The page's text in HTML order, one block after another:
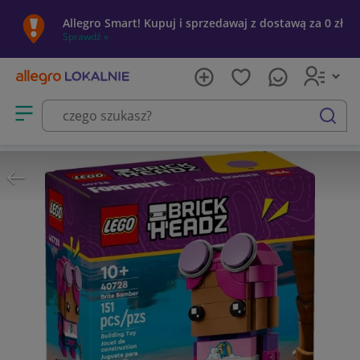
Allegro Smart! Kupuj i sprzedawaj z dostawą za 0 zł
Sprawdź »
Otwórz menu z kategoriami
szukaj